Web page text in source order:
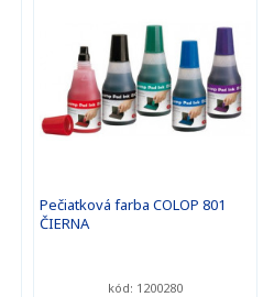
Pečiatková farba COLOP 801
ČIERNA
kód: 1200280